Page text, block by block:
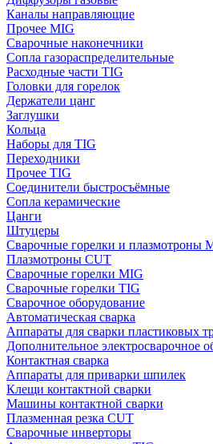
Каналы направляющие
Прочее MIG
Сварочные наконечники
Сопла газораспределительные
Расходные части TIG
Головки для горелок
Держатели цанг
Заглушки
Кольца
Наборы для TIG
Переходники
Прочее TIG
Соединители быстросъёмные
Сопла керамические
Цанги
Штуцеры
Сварочные горелки и плазмотроны
Плазмотроны CUT
Сварочные горелки MIG
Сварочные горелки TIG
Сварочное оборудование
Автоматическая сварка
Аппараты для сварки пластиковых
Дополнительное электросварочное
Контактная сварка
Аппараты для приварки шпилек
Клещи контактной сварки
Машины контактной сварки
Плазменная резка CUT
Сварочные инверторы